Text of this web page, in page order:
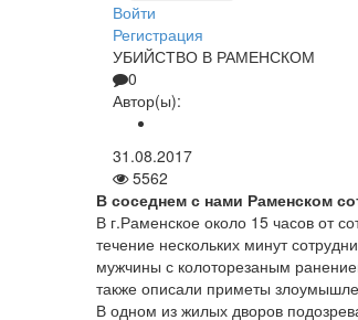
Войти
Регистрация
УБИЙСТВО В РАМЕНСКОМ
0
Автор(ы):
31.08.2017
5562
В соседнем с нами Раменском
В г.Раменское около 15 часов от
течение нескольких минут
мужчины с колото­резаным
также описали приметы
В одном из жилых дворов